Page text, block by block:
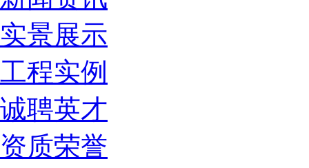
实景展示
工程实例
诚聘英才
资质荣誉